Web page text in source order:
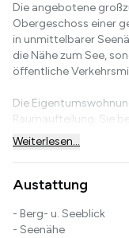
Die angebotene
Obergeschoss einer
in unmittelbarer
die Nähe zum See,
öffentliche
Die
Raumaufteilung. Sie
Weiterlesen...
Austattung
- Berg- u. Seeblick
- Seenähe